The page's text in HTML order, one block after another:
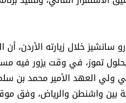
سانشيز خلال زيارته الأردن،
بحلول تموز، في وقت يزور فيه
ولي العهد الأمير محمد بن
بين واشنطن والرياض، وفق